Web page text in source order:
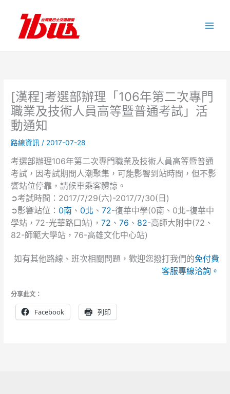
內
[漢程]考選部辦理「106年第二次專門
職業及技術人員高等暨普通考試」活
動通知
路線資訊 / 2017-07-28
考選部辦理106年第二次專門職業及技術人員高等暨普通
考試，因考試期間人潮聚集，可能影響到站時間，但不影
響站位停靠，請候車乘客體諒。
➲考試時間：2017/7/29(六)-2017/7/30(日)
➲影響站位： 0南 、 0北 、72-復華中學(0南、0北-復華中
學站，72-光華路口站)，72 、76 、 82-高師大附中(72、
82-師範大學站，76-高雄文化中心站)
如有其他路線、班次相關問題，歡迎您撥打我們的免付費
客服專線洽詢。
分享此文：
Facebook 列印